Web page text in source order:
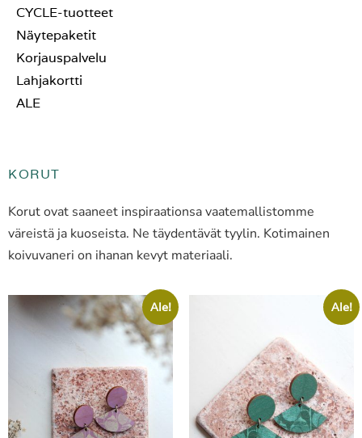
CYCLE-tuotteet
Näytepaketit
Korjauspalvelu
Lahjakortti
ALE
KORUT
Korut ovat saaneet inspiraationsa vaatemallistomme
väreistä ja kuoseista. Ne täydentävät tyylin. Kotimainen
koivuvaneri on ihanan kevyt materiaali.
Ale! Ale!